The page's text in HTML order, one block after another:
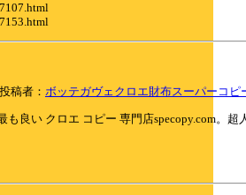
稿者： ボッテガヴェクロエ財布スーパーコピ
良い クロエ コピー 専門店specopy.com。